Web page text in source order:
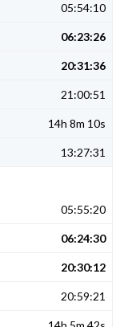
05:54:10
06:23:26
20:31:36
21:00:51
14h 8m 10s
13:27:31
05:55:20
06:24:30
20:30:12
20:59:21